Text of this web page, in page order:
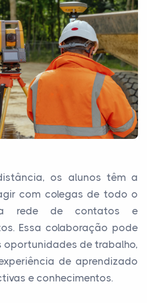
os alunos têm a
com colegas de todo o
rede de contatos e
Essa colaboração pode
oportunidades de trabalho,
de aprendizado
e conhecimentos.